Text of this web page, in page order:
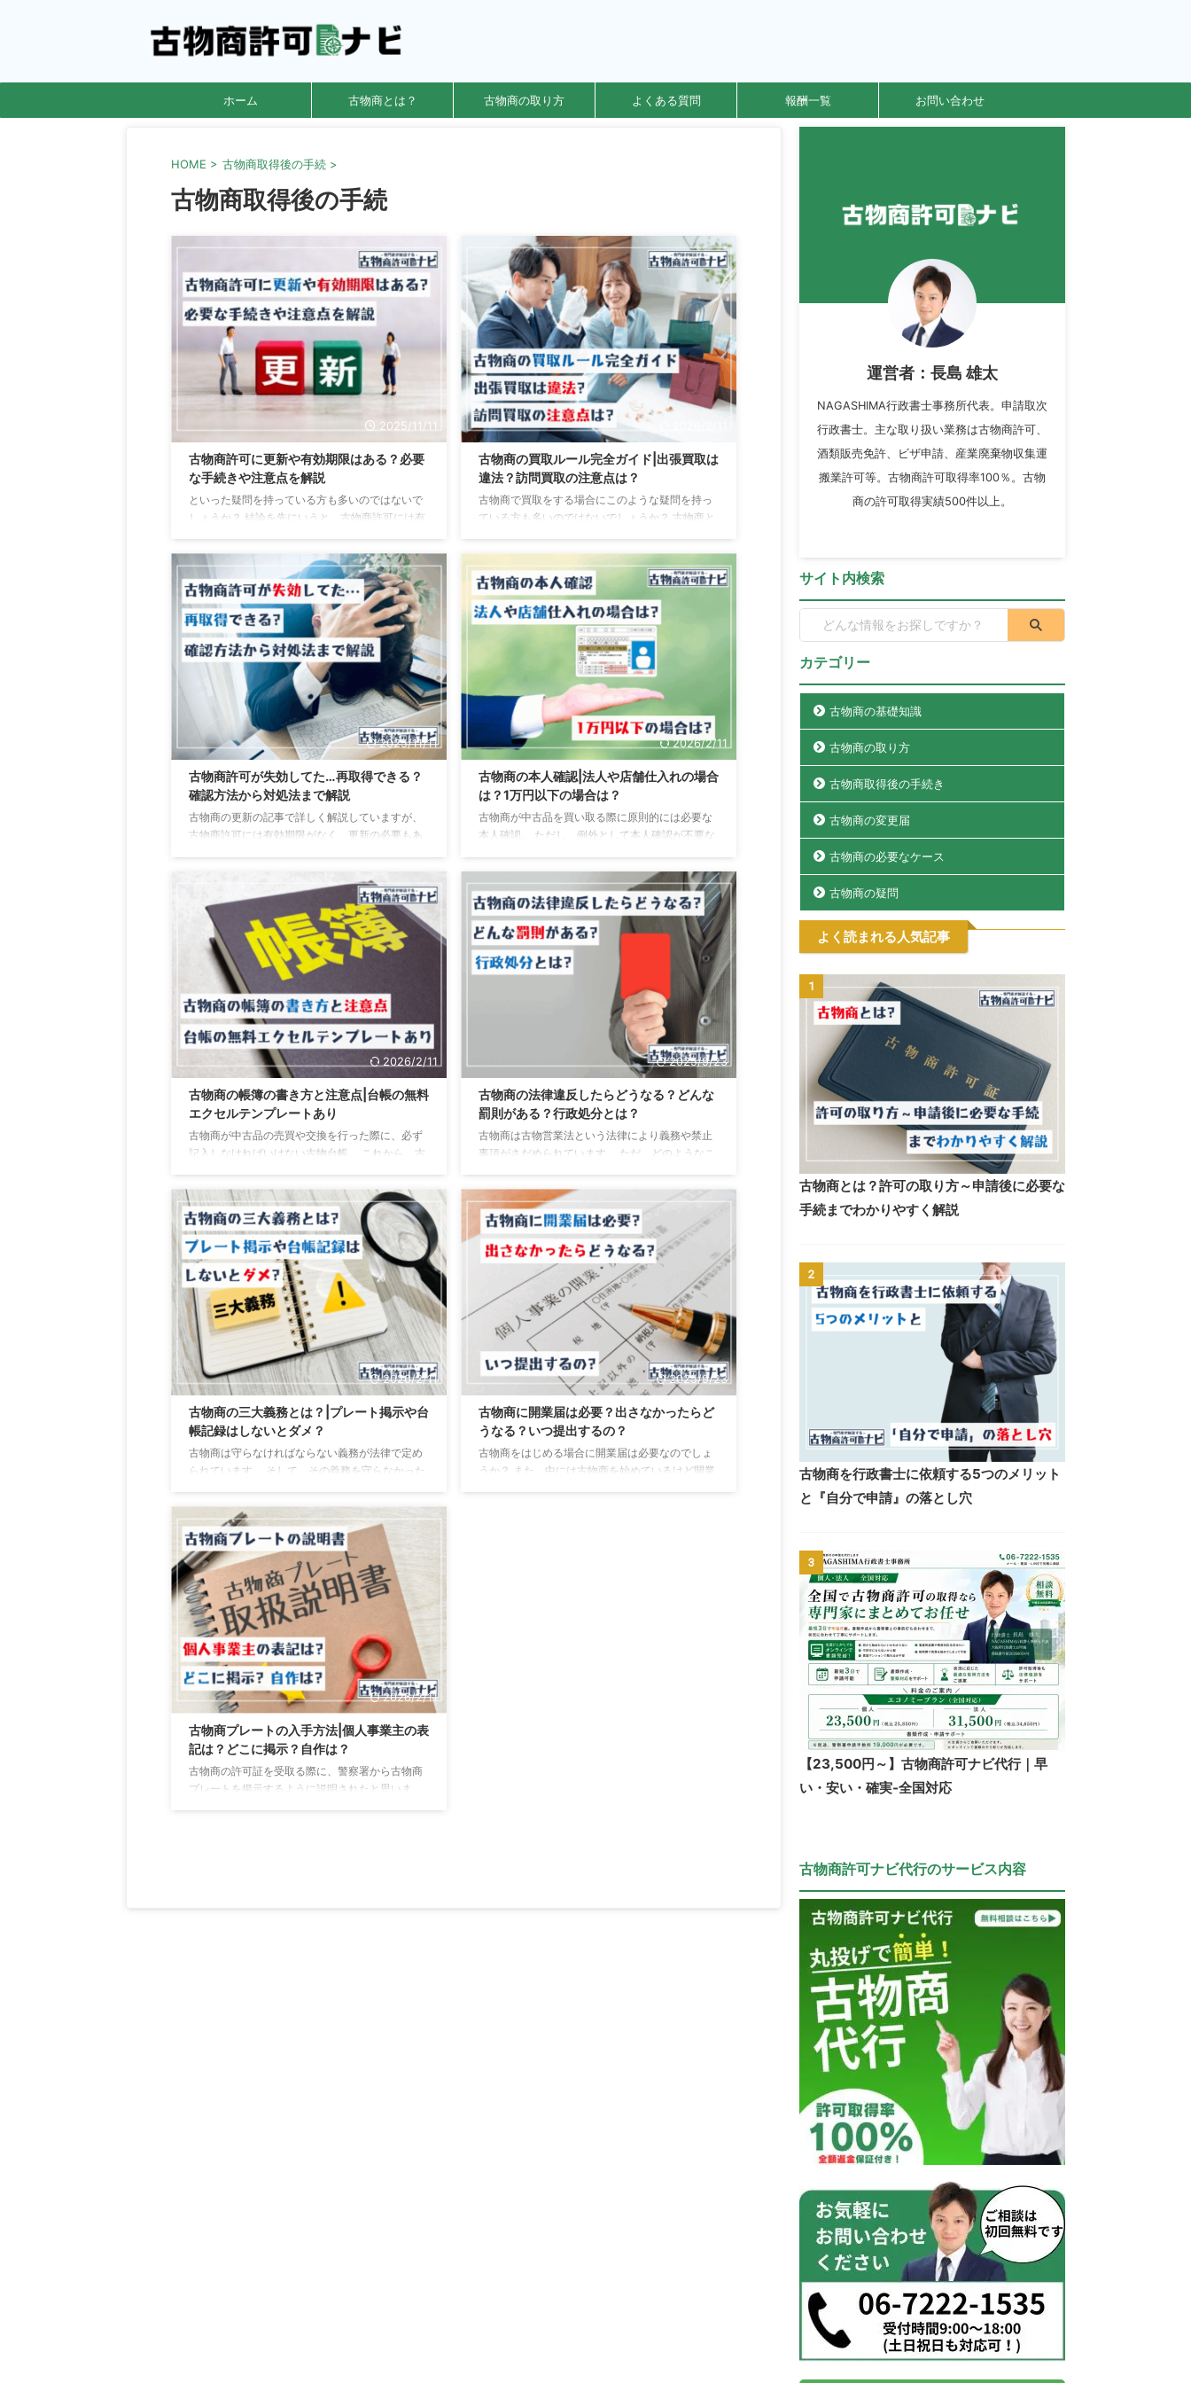
ホーム 古物商とは？ 古物商の取り方 よくある質問 報酬一覧 お問い合わせ
HOME > 古物商取得後の手続 >
古物商取得後の手続
2025/11/11
古物商許可に更新や有効期限はある？必要
な手続きや注意点を解説
といった疑問を持っている方も多いのではないで
しょうか？ 結論を先にいうと、古物商許可には有
すればずっと使い続けることが可能なのですが、
古物商許可を取得したら、その後は何の手続きも
不要と誤解している方も多いです。 そこで、この
記事では古物商の更新についてや、取得後に必要
な手続き、古物商の再取得が必要となるケースに
ついて分かりやすく解説します。 古物商許可に有
効期限はなく更新手続も不要 古物商許可は原則と
して更新手続きは不要です。 古物商許可には自動
車の運転免許証 ...
古物商の買取ルール完全ガイド|出張買取は
違法？訪問買取の注意点は？
古物商で買取をする場合にこのような疑問を持っ
ている方も多いのではないでしょうか？ 古物商と
あるのですが、そのルールを知らずに買取をして
しまっている方も多いです。 そこで、この記事で
は古物商の買取について、ルールや注意点などを
わかりやすく解説します。 買取に古物商許可が必
要なケース・不要なケース 買取をする場合、基本
的には古物商の許可が必要です。 しかし、買い取
る商品によっては古物商が不要なケースもありま
す。 そこで、以下では買取に古物商が必要なケー
スと不要なケー ...
2025/11/11
古物商許可が失効してた…再取得できる？
確認方法から対処法まで解説
古物商の更新の記事で詳しく解説していますが、
古物商許可には有効期限がなく、更新の必要もあ
失効することはないのですが、例外的に古物商の
許可が失効してしまうケースがあります。 また、
失効してしまった場合には、無許可状態で営業し
ていることになるため、どのような対応を取れば
いいかわからないという方も多いです。 このよう
に古物商許可の失効について不安や疑問がある方
は、ぜひ、お気軽に古物商許可ナビ代行にご相談
ください。 古物商許可ナビ代行では、これまでに
あなたと同じように ...
2026/2/11
古物商の本人確認|法人や店舗仕入れの場合
は？1万円以下の場合は？
古物商が中古品を買い取る際に原則的には必要な
本人確認。 ただし、例外として本人確認が不要な
合や店舗から仕入れる場合、どのように本人確認
をすればいいのか気になる方も多いと思います。
そこで、この記事では古物商の専門家が買取時の
本人確認方法や、法人や店舗仕入れ、1万円以下で
の本人確認の必要性について解説します。 古物商
の本人確認とは？ 古物商の本人確認とは、中古品
の買い取る際に、取引する相手が間違いなく本人
であるかどうか確かめるための手続きです。 中古
2026/2/11
古物商の帳簿の書き方と注意点|台帳の無料
エクセルテンプレートあり
古物商が中古品の売買や交換を行った際に、必ず
記入しなければいけない古物台帳。 これから、古
に記載すればいいのかわからないという方も多い
です。 そこで、この記事では古物台帳の書き方と
注意点について解説します。 また、台帳の無料の
エクセルデータを配布していますので、台帳のひ
な型データが欲しいという方は是非活用してくだ
さい。 古物台帳(帳簿)とは？ 古物台帳とは、中古
品の売買や交換を行った際の取引を記録しておく
帳簿のことです。 古物商は中古品の売買や交換を
行った場合、 ...
2025/9/23
古物商の法律違反したらどうなる？どんな
罰則がある？行政処分とは？
古物商は古物営業法という法律により義務や禁止
事項がさだめられています。 ただ、どのようなこ
た場合にどんな罰則があるのかわからないか方も
多いです。 そこで、この記事では古物商の法律に
違反した場合どうなるのかや、どのような罰則が
あるのかについて解説します。 古物商の法律に違
反するとどうなる？ 古物商の法律に違反した場合
にどうなるかというと、以下の2種類の可能性があ
ります。 罰則(懲役や罰金) 行政処分(許可取消や営
業停止) 古物商の法律違反による罰則 罰則とは、
法律 ...
2026/2/11
古物商の三大義務とは？|プレート掲示や台
帳記録はしないとダメ？
古物商は守らなければならない義務が法律で定め
られています。 そして、その義務を守らなかった
罰則が設けられています。 この記事では、古物商
の三大義務をはじめとした守らなければいけない
義務や、その罰則について解説します。 古物商の
三大義務とは？ 古物営業法において、古物商は古
物営業を営む上で守らなけれないけない事項が
色々と定められています。 その中でも、特に取り
上げられることが多い以下の3つの義務が古物商の
三大義務と呼ばれています。 本人確認の義務 取引
の記録義務 ...
2025/9/23
古物商に開業届は必要？出さなかったらど
うなる？いつ提出するの？
古物商をはじめる場合に開業届は必要なのでしょ
うか？ また、中には古物商を始めているけど開業
2026/2/11
古物商プレートの入手方法|個人事業主の表
記は？どこに掲示？自作は？
古物商の許可証を受取る際に、警察署から古物商
プレートを掲示するように説明されたと思いま
運営者：長島 雄太
NAGASHIMA行政書士事務所代表。申請取次
行政書士。主な取り扱い業務は古物商許可、
酒類販売免許、ビザ申請、産業廃棄物収集運
搬業許可等。古物商許可取得率100％。古物
商の許可取得実績500件以上。
サイト内検索
カテゴリー
古物商の基礎知識
古物商の取り方
古物商取得後の手続き
古物商の変更届
古物商の必要なケース
古物商の疑問
よく読まれる人気記事
1
古物商とは？許可の取り方～申請後に必要な
手続までわかりやすく解説
2
古物商を行政書士に依頼する5つのメリット
と『自分で申請』の落とし穴
3
【23,500円～】古物商許可ナビ代行｜早
い・安い・確実‐全国対応
古物商許可ナビ代行のサービス内容